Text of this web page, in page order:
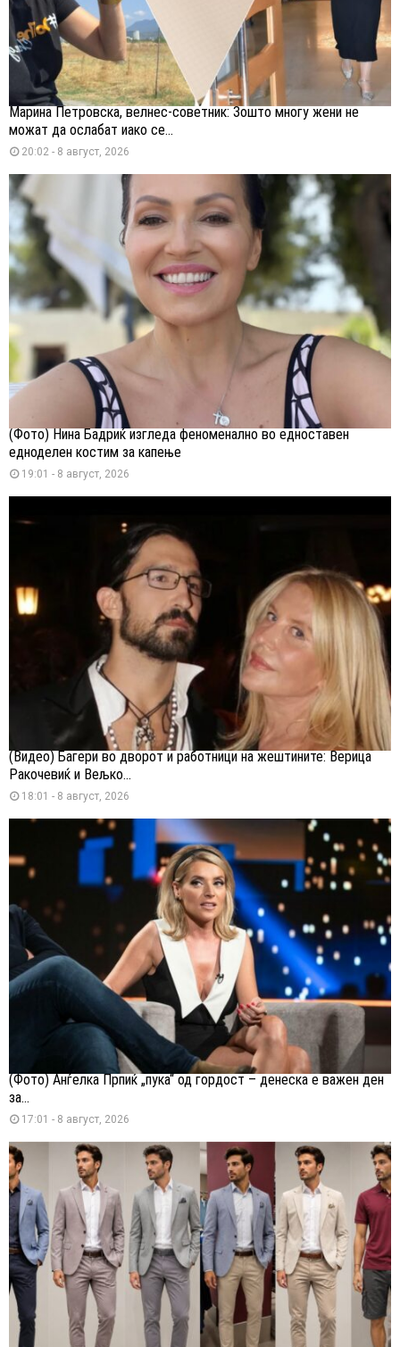
Марина Петровска, велнес-советник: Зошто многу жени не
можат да ослабат иако се...
20:02 - 8 август, 2026
(Фото) Нина Бадриќ изгледа феноменално во едноставен
едноделен костим за капење
19:01 - 8 август, 2026
(Видео) Багери во дворот и работници на жештините: Верица
Ракочевиќ и Вељко...
18:01 - 8 август, 2026
(Фото) Анѓелка Прпиќ „пука“ од гордост – денеска е важен ден
за...
17:01 - 8 август, 2026